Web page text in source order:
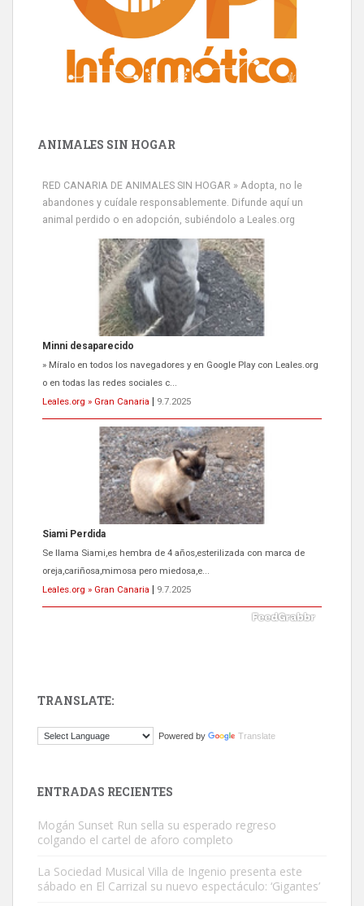
ANIMALES SIN HOGAR
RED CANARIA DE ANIMALES SIN HOGAR » Adopta, no le
abandones y cuídale responsablemente. Difunde aquí un
animal perdido o en adopción, subiéndolo a Leales.org
Minni desaparecido
» Míralo en todos los navegadores y en Google Play con Leales.org
o en todas las redes sociales c...
Leales.org » Gran Canaria
9.7.2025
Siami Perdida
Se llama Siami,es hembra de 4 años,esterilizada con marca de
oreja,cariñosa,mimosa pero miedosa,e...
Leales.org » Gran Canaria
9.7.2025
El ayuntamiento se va a llevar a Los Gatos callejeros de la zona los
TRANSLATE:
Powered by Translate
ENTRADAS RECIENTES
Mogán Sunset Run sella su esperado regreso
colgando el cartel de aforo completo
La Sociedad Musical Villa de Ingenio presenta este
sábado en El Carrizal su nuevo espectáculo: ‘Gigantes’